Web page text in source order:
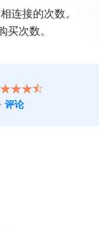
连接的次数。
买次数。
评论